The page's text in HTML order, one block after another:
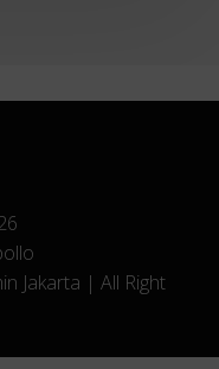
Jakarta | All Right